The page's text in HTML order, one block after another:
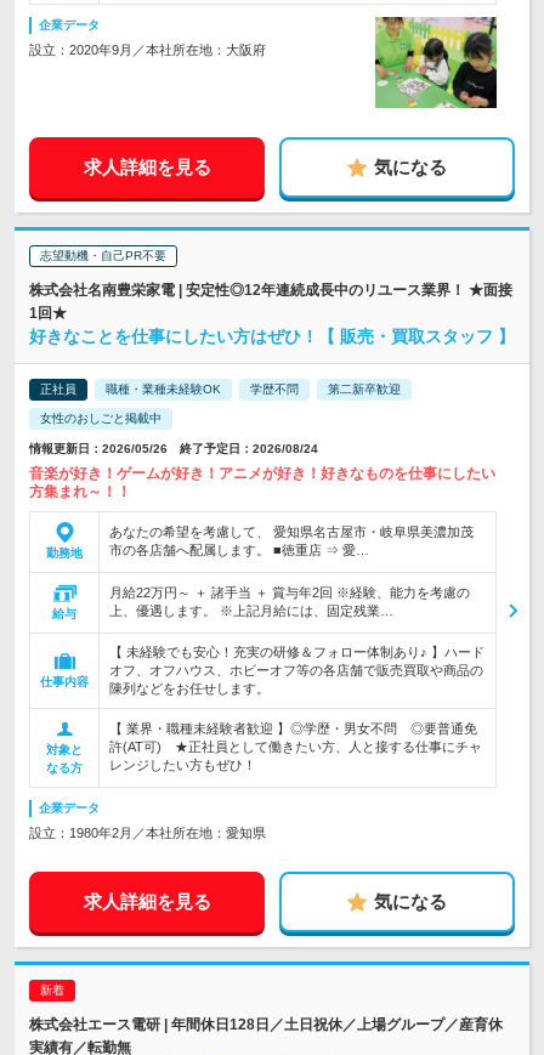
企業データ
設立：2020年9月／本社所在地：大阪府
求人詳細を見る 気になる
志望動機・自己PR不要
株式会社名南豊栄家電 | 安定性◎12年連続成長中のリユース業界！ ★面接
1回★
好きなことを仕事にしたい方はぜひ！【 販売・買取スタッフ 】
正社員 職種・業種未経験OK 学歴不問 第二新卒歓迎
女性のおしごと掲載中
情報更新日：2026/05/26 終了予定日：2026/08/24
音楽が好き！ゲームが好き！アニメが好き！好きなものを仕事にしたい
方集まれ～！！
勤務地
あなたの希望を考慮して、 愛知県名古屋市・岐阜県美濃加茂
市の各店舗へ配属します。 ■徳重店 ⇒ 愛…
給与
月給22万円～ ＋ 諸手当 ＋ 賞与年2回 ※経験、能力を考慮の
上、優遇します。 ※上記月給には、固定残業…
仕事内容
【 未経験でも安心！充実の研修＆フォロー体制あり♪ 】ハード
オフ、オフハウス、ホビーオフ等の各店舗で販売買取や商品の
陳列などをお任せします。
対象と
なる方
【 業界・職種未経験者歓迎 】◎学歴・男女不問 ◎要普通免
許(AT可) ★正社員として働きたい方、人と接する仕事にチャ
レンジしたい方もぜひ！
企業データ
設立：1980年2月／本社所在地：愛知県
求人詳細を見る 気になる
株式会社エース電研 | 年間休日128日／土日祝休／上場グループ／産育休
実績有／転勤無